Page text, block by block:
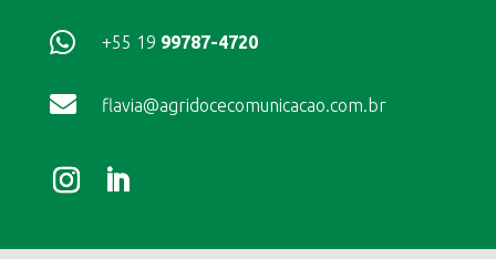
 +55 19 99787-4720
 flavia@agridocecomunicacao.com.br